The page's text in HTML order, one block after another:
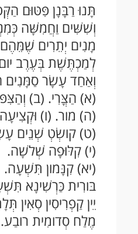
תָּנוּ רַבָּנָן פִּטּוּם
וְשִׁשִּׁים וַחֲמִשָּׁה
מָנִים יְתֵרִים שֶׁמֵּהֶם
לְמַכְתֶּשֶׁת בְּעֶרֶב
וְאַחַד עָשָׂר סַמָּנִים
(א) הַצֳּרִי. (ב)
(ה) מור. (ו)
(ט) קושְׂטְ שְׁנֵים
(י) קִלּוּפָה שְׁלשָׁה.
(יא) קִנָּמון תִּשְׁעָה.
בּורִית כַּרְשִׁינָא
יֵין קַפְרִיסִין סְאִין
מֶלַח סְדומִית